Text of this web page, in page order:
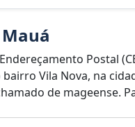
Mauá
Postal
Vila Nova, na
de mageense.